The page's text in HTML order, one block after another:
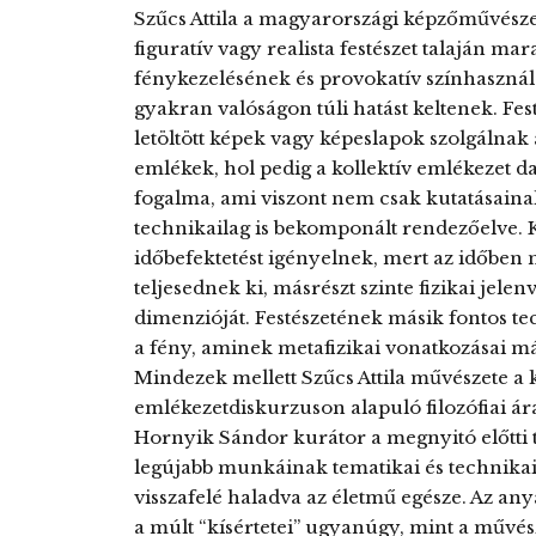
Szűcs Attila a magyarországi
figuratív vagy realista festészet talaján
fénykezelésének és provokatív
gyakran valóságon túli hatást keltenek.
letöltött képek vagy képeslapok
emlékek, hol pedig a kollektív emlékezet
fogalma, ami viszont nem csak
technikailag is bekomponált rendezőelve.
időbefektetést igényelnek, mert az
teljesednek ki, másrészt szinte fizikai
dimenzióját. Festészetének másik fontos
a fény, aminek metafizikai vonatkozásai
Mindezek mellett Szűcs Attila művészete
emlékezetdiskurzuson alapuló filozófiai
Hornyik Sándor kurátor a megnyitó előtti
legújabb munkáinak tematikai és
visszafelé haladva az életmű egésze. Az
a múlt “kísértetei” ugyanúgy, mint a